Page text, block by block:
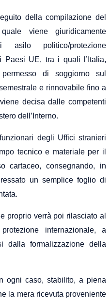
della compilazione del
viene giuridicamente
asilo politico/protezione
Paesi UE, tra i quali l’Italia,
di soggiorno sul
e rinnovabile fino a
decisa dalle competenti
dell’Interno.
degli Uffici stranieri
tecnico e materiale per il
cartaceo, consegnando, in
un semplice foglio di
proprio verrà poi rilasciato al
internazionale, a
formalizzazione della
ogni caso, stabilito, a piena
la mera ricevuta proveniente